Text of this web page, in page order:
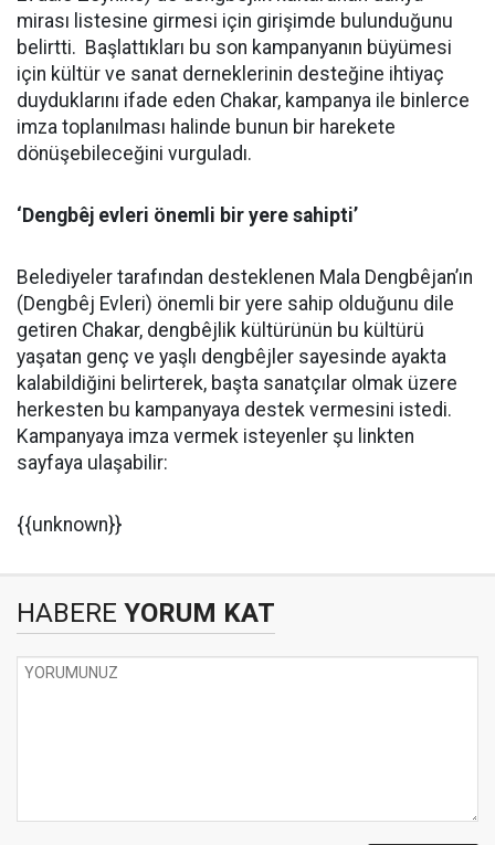
mirası listesine girmesi için girişimde bulunduğunu
belirtti. Başlattıkları bu son kampanyanın büyümesi
için kültür ve sanat derneklerinin desteğine ihtiyaç
duyduklarını ifade eden Chakar, kampanya ile binlerce
imza toplanılması halinde bunun bir harekete
dönüşebileceğini vurguladı.
‘Dengbêj evleri önemli bir yere sahipti’
Belediyeler tarafından desteklenen Mala Dengbêjan’ın
(Dengbêj Evleri) önemli bir yere sahip olduğunu dile
getiren Chakar, dengbêjlik kültürünün bu kültürü
yaşatan genç ve yaşlı dengbêjler sayesinde ayakta
kalabildiğini belirterek, başta sanatçılar olmak üzere
herkesten bu kampanyaya destek vermesini istedi.
Kampanyaya imza vermek isteyenler şu linkten
sayfaya ulaşabilir:
{{unknown}}
HABERE YORUM KAT